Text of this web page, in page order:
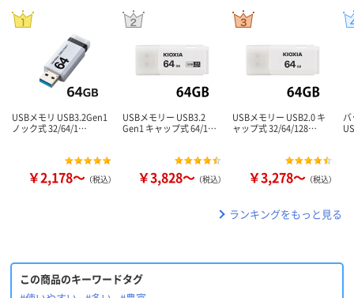
USBメモリ USB3.2Gen1
ノック式 32/64/1…
￥2,178～ （税込）
USBメモリー USB3.2
Gen1 キャップ式 64/1…
￥3,828～ （税込）
USBメモリー USB2.0 キ
ャップ式 32/64/128…
￥3,278～ （税込）
バ
ランキングをもっと見る
この商品のキーワードタグ